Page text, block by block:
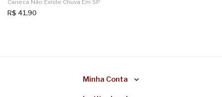
Caneca Não Existe Chuva Em SP
R$ 41,90
Minha Conta